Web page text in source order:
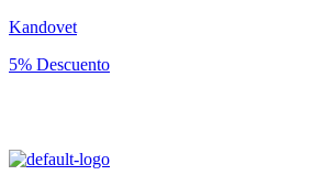
Kandovet
5% Descuento